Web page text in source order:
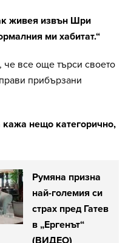
живея извън Шри
ми хабитат.“
че все още търси своето
прибързани
нещо категорично,
Румяна призна
най-големия си
страх пред Гатев
в „Ергенът“
(ВИДЕО)